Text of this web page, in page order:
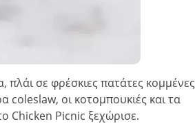
σε φρέσκιες πατάτες κομμένες
coleslaw, οι κοτομπουκιές και τα
Chicken Picnic ξεχώρισε.